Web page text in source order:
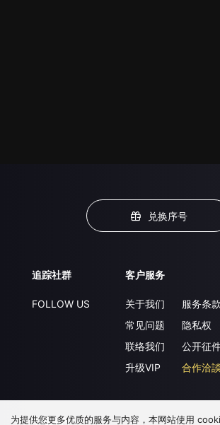
兑换序号
追踪社群
FOLLOW US
客户服务
关于我们
常见问题
联络我们
升级VIP
服务条款
隐私权
公开征
合作洽談
下载 APP
为提供您更多优质的服务与内容，本网站使用